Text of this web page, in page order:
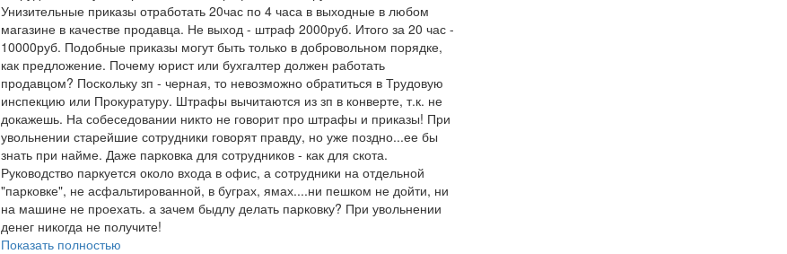
Унизительные приказы отработать 20час по 4 часа в выходные в любом
магазине в качестве продавца. Не выход - штраф 2000руб. Итого за 20 час -
10000руб. Подобные приказы могут быть только в добровольном порядке,
как предложение. Почему юрист или бухгалтер должен работать
продавцом? Поскольку зп - черная, то невозможно обратиться в Трудовую
инспекцию или Прокуратуру. Штрафы вычитаются из зп в конверте, т.к. не
докажешь. На собеседовании никто не говорит про штрафы и приказы! При
увольнении старейшие сотрудники говорят правду, но уже поздно...ее бы
знать при найме. Даже парковка для сотрудников - как для скота.
Руководство паркуется около входа в офис, а сотрудники на отдельной
"парковке", не асфальтированной, в буграх, ямах....ни пешком не дойти, ни
на машине не проехать. а зачем быдлу делать парковку? При увольнении
денег никогда не получите!
Показать полностью